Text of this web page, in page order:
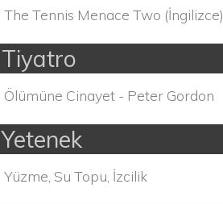
The Tennis Menace Two (İngilizce)
Tiyatro
Ölümüne Cinayet - Peter Gordon
Yetenek
Yüzme, Su Topu, İzcilik